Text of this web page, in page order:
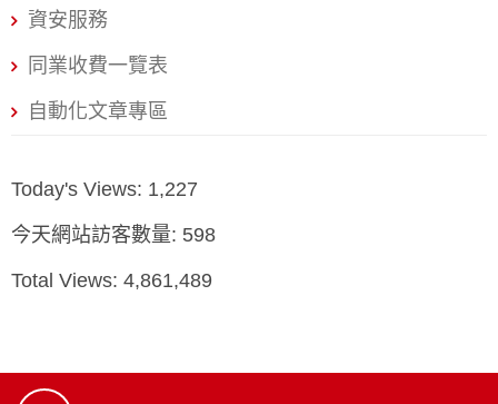
資安服務
同業收費一覽表
自動化文章專區
Today's Views: 1,227
今天網站訪客數量: 598
Total Views: 4,861,489